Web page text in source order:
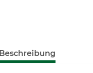
Beschreibung